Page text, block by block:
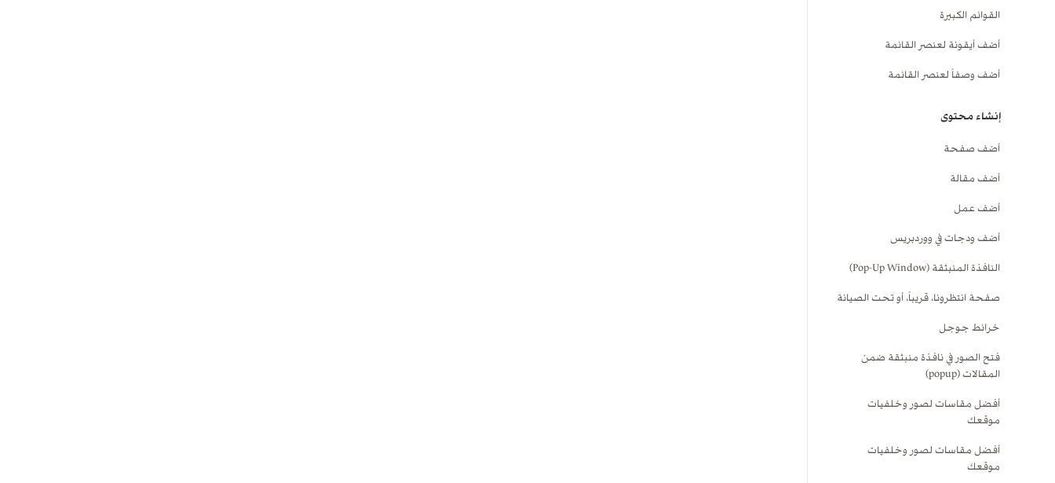
القوائم الكبيرة
أضف أيقونة لعنصر القائمة
أضف وصفاً لعنصر القائمة
إنشاء محتوى
أضف صفحة
أضف مقالة
أضف عمل
أضف ودجات في ووردبريس
النافذة المنبثقة (Pop-Up Window)
صفحة انتظرونا، قريباً، أو تحت الصيانة
خرائط جوجل
فتح الصور في نافذة منبثقة ضمن
المقالات (popup)
أفضل مقاسات لصور وخلفيات
موقعك
أفضل مقاسات لصور وخلفيات
موقعك